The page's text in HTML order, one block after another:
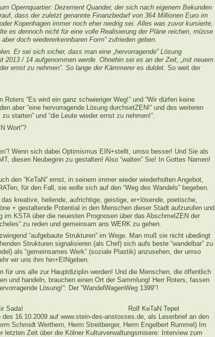
Opernquartier: Dezernent Quander, der sich nach eigenem Bekunden
dass der zuletzt genannte Finanzbedarf von 364 Millionen Euro im
Kopenhagen immer noch eher niedrig sei. Alles was zuvor kursierte,
es dennoch nicht für eine volle Realisierung der Pläne reichen, müsse
doch wiedererkennbaren Form” zufrieden geben.
Er sei sich sicher, dass man eine „hervorragende” Lösung
2013 / 14 aufgenommen werde. Ohnehin sei es an der Zeit, „mit neuem
ernst zu nehmen”. So lange der Kämmerer es duldet. So weit der
Roters “Es wird ein ganz schwieriger Weg!” und “Wir dürfen keine
aber “eine hervorragende Lösung durchsetZEN!” und des weiteren
starten” und “die Leute wieder ernst zu nehmen!”.
Wort”?
Wenn sich dabei Optimismus EIN+stellt, umso besser! Und Sie als
diesen Neubeginn zu gestalten! Also “walten” Sie! In Gottes Namen!
den “KeTaN” ernst, in seinem immer wieder wiederholten Angebot,
für den Fall, sie wolle sich auf den “Weg des Wandels” begeben.
kreative, heilende, aufrichtige, geistige, er+lösende, poetische,
+ gestaltende Potential in den Menschen dieser Stadt aufzurufen und
KSTA über die neuesten Prognosen über das AbschmelZEN der
zu reden und gemeinsam ans WERK zu gehen.
“aufgebaute Strukturen” im Wege. Man muß sie nicht ubedingt
Strukturen signalisieren (als Chef) sich aufs beste “wandelbar” zu
als “gemeinsames Werk” (soziale Plastik) anzusehen, der umso
wir uns ihm hin+EINgeben.
für uns alle zur Hauptdiziplin werden! Und die Menschen, die öffentlich
und handeln, brauchen einen Ort der Sammlung! Herr Roters, fassen
Lösung!”: Der “WandelWagenWeg 1399″!
Mir Sada! Rolf KeTaN Tepel
16.10.2009 auf www.stein-des-anstosses.de, als Leserbrief an den
Schmidt Werthern, Herrn Streitberger, Herrn Engelbert Rummel) Im
letzten Zeit über die Kölner Kulturverwaltungsmisere: Interview zum